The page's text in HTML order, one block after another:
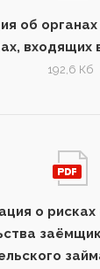
об
входящих
192,6 Кб
о рисках